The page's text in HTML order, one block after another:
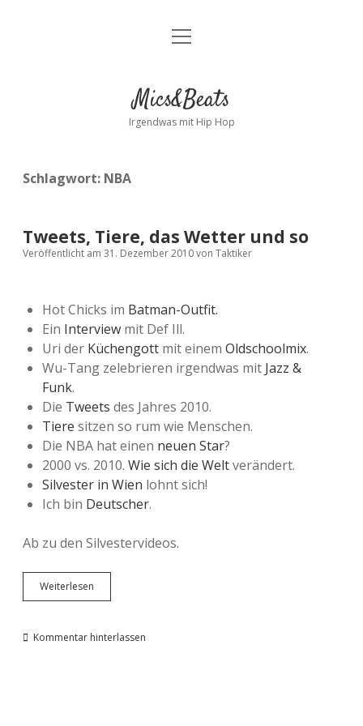
Kontakt
facebookinstagram
bandcamp
spotify
Menü
Mics&Beats
Irgendwas mit Hip Hop
Schlagwort: NBA
Tweets, Tiere, das Wetter und so
Veröffentlicht am 31. Dezember 2010von Taktiker
Hot Chicks im Batman-Outfit.
Ein Interview mit Def Ill.
Uri der Küchengott mit einem Oldschoolmix.
Wu-Tang zelebrieren irgendwas mit Jazz &
Funk.
Die Tweets des Jahres 2010.
Tiere sitzen so rum wie Menschen.
Die NBA hat einen neuen Star?
2000 vs. 2010. Wie sich die Weltverändert.
Silvester in Wien lohnt sich!
Ich bin Deutscher.
Ab zu den Silvestervideos.
Weiterlesen
Tiere,
und
Kommentar hinterlassen